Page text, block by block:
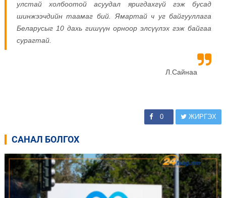
улстай холбоотой асуудал яригдахгүй гэж бусад
шинжээчдийн таамаг бий. Ямартай ч уг байгууллага
Беларусыг 10 дахь гишүүн орноор элсүүлэх гэж байгаа
сурагтай.
Л.Сайнаа
0 ЖИРГЭХ
САНАЛ БОЛГОХ